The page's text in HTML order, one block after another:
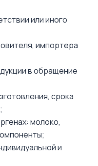
или иного
импортера
в обращение
срока
молоко,
и